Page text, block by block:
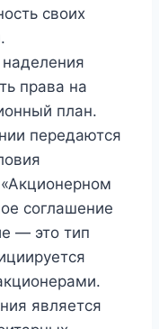
своих
права на
план.
передаются
соглашение
— это тип
является